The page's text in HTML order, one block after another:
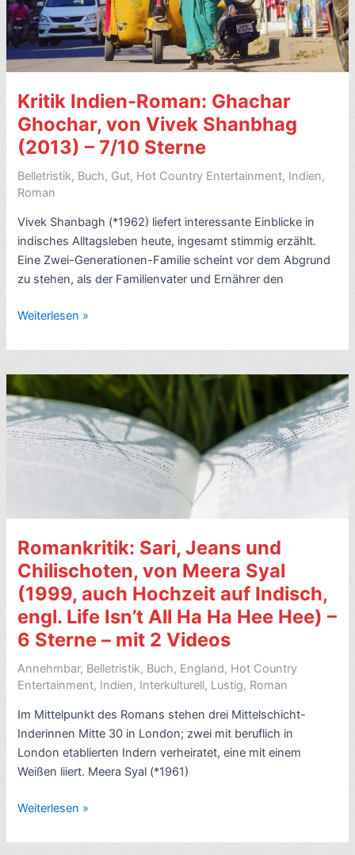
Kritik Indien-Roman: Ghachar
Ghochar, von Vivek Shanbhag
(2013) – 7/10 Sterne
Belletristik, Buch, Gut, Hot Country Entertainment, Indien,
Roman
Vivek Shanbagh (*1962) liefert interessante Einblicke in
indisches Alltagsleben heute, ingesamt stimmig erzählt.
Eine Zwei-Generationen-Familie scheint vor dem Abgrund
zu stehen, als der Familienvater und Ernährer den
Kritik
Roman:
Ghachar
Ghochar,
von
Vivek
Shanbhag
Weiterlesen »
Romankritik: Sari, Jeans und
Chilischoten, von Meera Syal
(1999, auch Hochzeit auf Indisch,
engl. Life Isn’t All Ha Ha Hee Hee) –
6 Sterne – mit 2 Videos
Annehmbar, Belletristik, Buch, England, Hot Country
Entertainment, Indien, Interkulturell, Lustig, Roman
Im Mittelpunkt des Romans stehen drei Mittelschicht-
Inderinnen Mitte 30 in London; zwei mit beruflich in
London etablierten Indern verheiratet, eine mit einem
Weißen liiert. Meera Syal (*1961)
Romankritik:
Jeans
Weiterlesen »